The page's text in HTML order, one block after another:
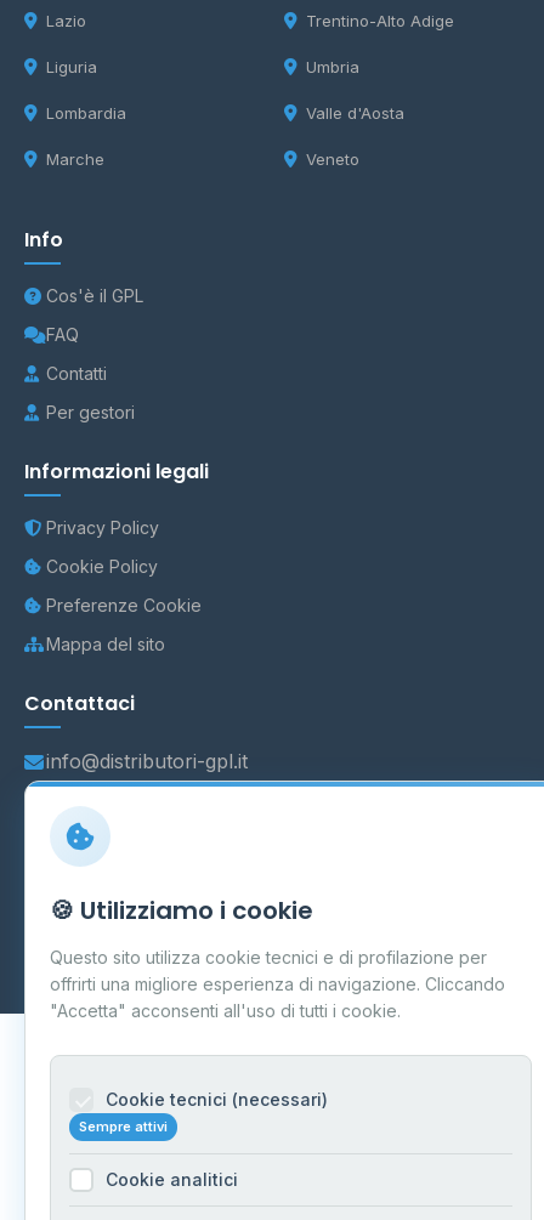
Lazio
Liguria
Lombardia
Marche
Trentino-Alto Adige
Umbria
Valle d'Aosta
Veneto
Info
Cos'è il GPL
FAQ
Contatti
Per gestori
Informazioni legali
Privacy Policy
Cookie Policy
Preferenze Cookie
Mappa del sito
Contattaci
info@distributori-gpl.it
Carpi P.IVA 03859300364
Dati forniti daMinistero delle Imprese e del Made in Italy
Aggiornamento quotidiano
🍪 Utilizziamo i cookie
Questo sito utilizza cookie tecnici e di profilazione per
offrirti una migliore esperienza di navigazione. Cliccando
"Accetta" acconsenti all'uso di tutti i cookie.
Cookie tecnici (necessari)
Sempre attivi
Cookie analitici